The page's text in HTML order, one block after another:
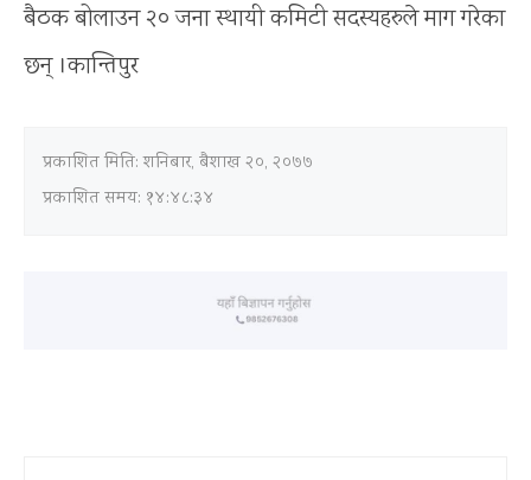
बैठक बोलाउन २० जना स्थायी कमिटी सदस्‍यहरुले माग गरेका
छन् ।कान्तिपुर
प्रकाशित मिति:शनिबार, बैशाख २०, २०७७
प्रकाशित समय: १४:४८:३४